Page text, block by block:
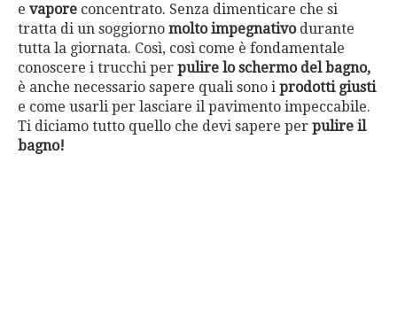
e vapore concentrato. Senza dimenticare che si
tratta di un soggiorno molto impegnativodurante
tutta la giornata. Così, così come è fondamentale
conoscere i trucchi per pulire lo schermo del bagno,
è anche necessario sapere quali sono i prodotti giusti
e come usarli per lasciare il pavimento impeccabile.
Ti diciamo tutto quello che devi sapere per pulire il
bagno!